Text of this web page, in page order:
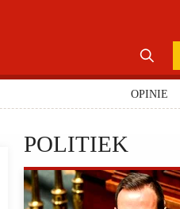

OPINIE
POLITIEK